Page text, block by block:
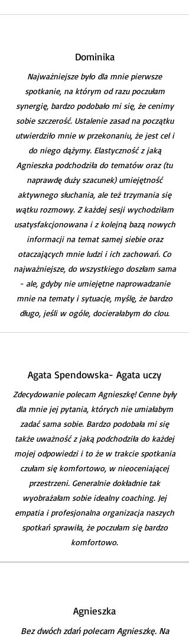
Dominika
Najważniejsze było dla mnie pierwsze
spotkanie, na którym od razu poczułam
synergię, bardzo podobało mi się, że cenimy
sobie szczerość. Ustalenie zasad na początku
utwierdziło mnie w przekonaniu, że jest cel i
do niego dążymy. Elastyczność z jaką
Agnieszka podchodziła do tematów oraz (tu
naprawdę duży szacunek) umiejętność
aktywnego słuchania, ale też trzymania się
wątku rozmowy. Z każdej sesji wychodziłam
usatysfakcjonowana i z kolejną bazą nowych
informacji na temat samej siebie oraz
otaczających mnie ludzi i ich zachowań. Co
najważniejsze, do wszystkiego doszłam sama
- ale, gdyby nie umiejętne naprowadzanie
mnie na tematy i sytuacje, myślę, że bardzo
długo, jeśli w ogóle, docierałabym do clou.
Agata Spendowska- Agata uczy
Zdecydowanie polecam Agnieszkę! Cenne były
dla mnie jej pytania, których nie umiałabym
zadać sama sobie. Bardzo podobała mi się
także uważność z jaką podchodziła do każdej
mojej odpowiedzi i to że w trakcie spotkania
czułam się komfortowo, w nieoceniającej
przestrzeni. Generalnie dokładnie tak
wyobrażałam sobie idealny coaching. Jej
empatia i profesjonalna organizacja naszych
spotkań sprawiła, że poczułam się bardzo
komfortowo.
Agnieszka
Bez dwóch zdań polecam Agnieszkę. Na